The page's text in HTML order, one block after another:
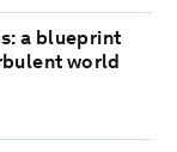
a blueprint
world